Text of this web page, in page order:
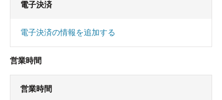
電子決済
電子決済の情報を追加する
営業時間
営業時間